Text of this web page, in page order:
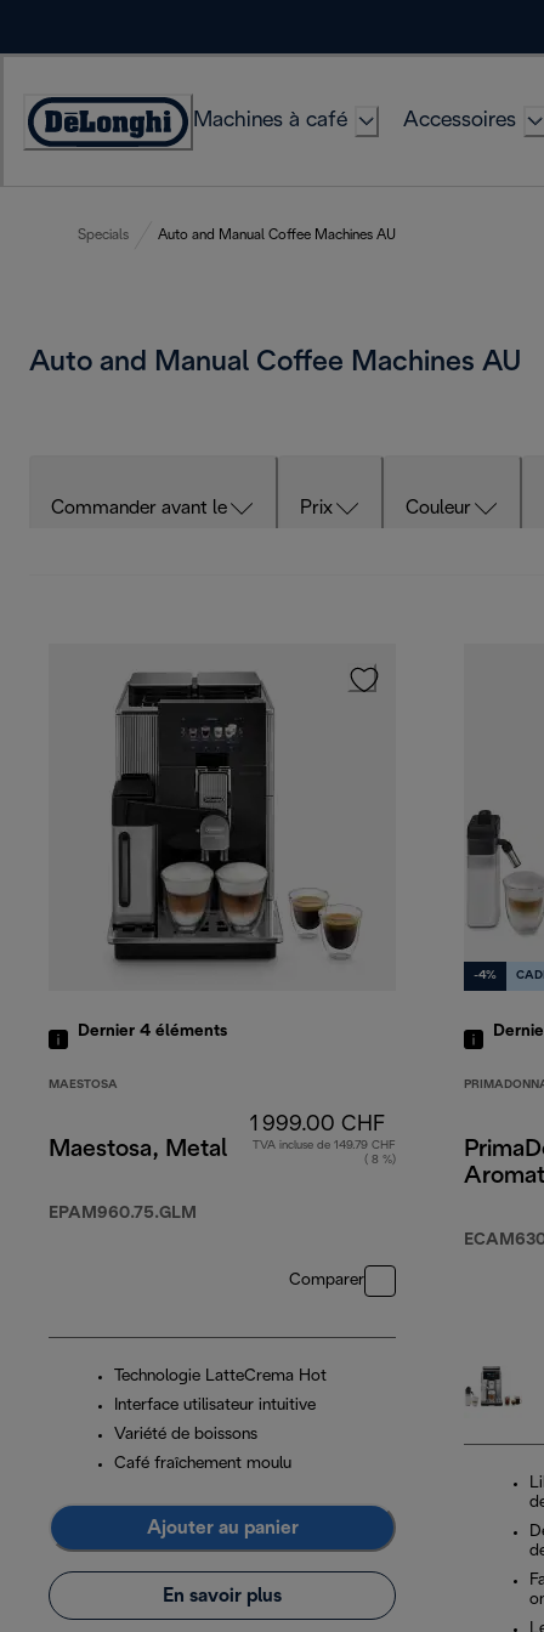
Déclaration
Machines à café Accessoires
Specials Auto and Manual Coffee Machines AU
Auto and Manual Coffee Machines AU
Commander avant le Prix Couleur
Dernier 4 éléments
MAESTOSA
Maestosa, Metal
EPAM960.75.GLM
1 999.00 CHF
TVA incluse de 149.79 CHF
( 8 %)
Comparer
Technologie LatteCrema Hot
Interface utilisateur intuitive
Variété de boissons
Café fraîchement moulu
Ajouter au panier
En savoir plus
-4%